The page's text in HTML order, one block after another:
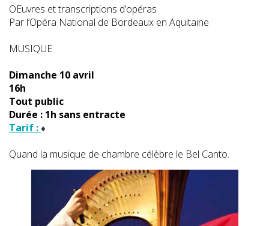
OEuvres et transcriptions d’opéras
Par l’Opéra National de Bordeaux en Aquitaine
MUSIQUE
Dimanche 10 avril
16h
Tout public
Durée : 1h sans entracte
Tarif :
Quand la musique de chambre célèbre le Bel Canto.